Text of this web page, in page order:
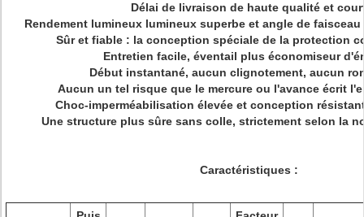
Délai de livraison de haute qualité et
Rendement lumineux lumineux superbe et angle de
Sûr et fiable : la conception spéciale de la protection
Entretien facile, éventail plus économiseur
Début instantané, aucun clignotement, aucun
Aucun un tel risque que le mercure ou l'avance écrit
Choc-imperméabilisation élevée et conception
Une structure plus sûre sans colle, strictement selon la
Caractéristiques :